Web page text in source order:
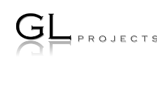
Skip
main